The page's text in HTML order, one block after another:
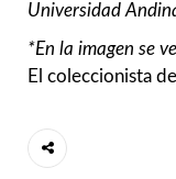
Universidad
*En la imagen se
El coleccionista